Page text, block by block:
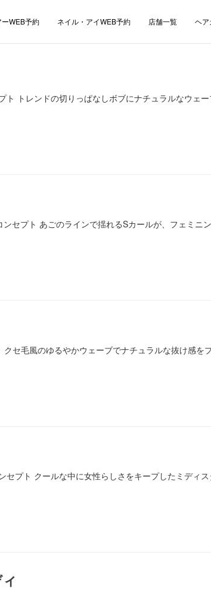
WEB予約 ネイル・アイWEB予約 店舗一覧 ヘア
ト トレンドの切りっぱなしボブにナチュラルなウェ
セプト あごのラインで揺れるSカールが、フェミ
セ毛風のゆるやかウェーブでナチュラルな抜け感
セプト クールな中に女性らしさをキープしたミディ